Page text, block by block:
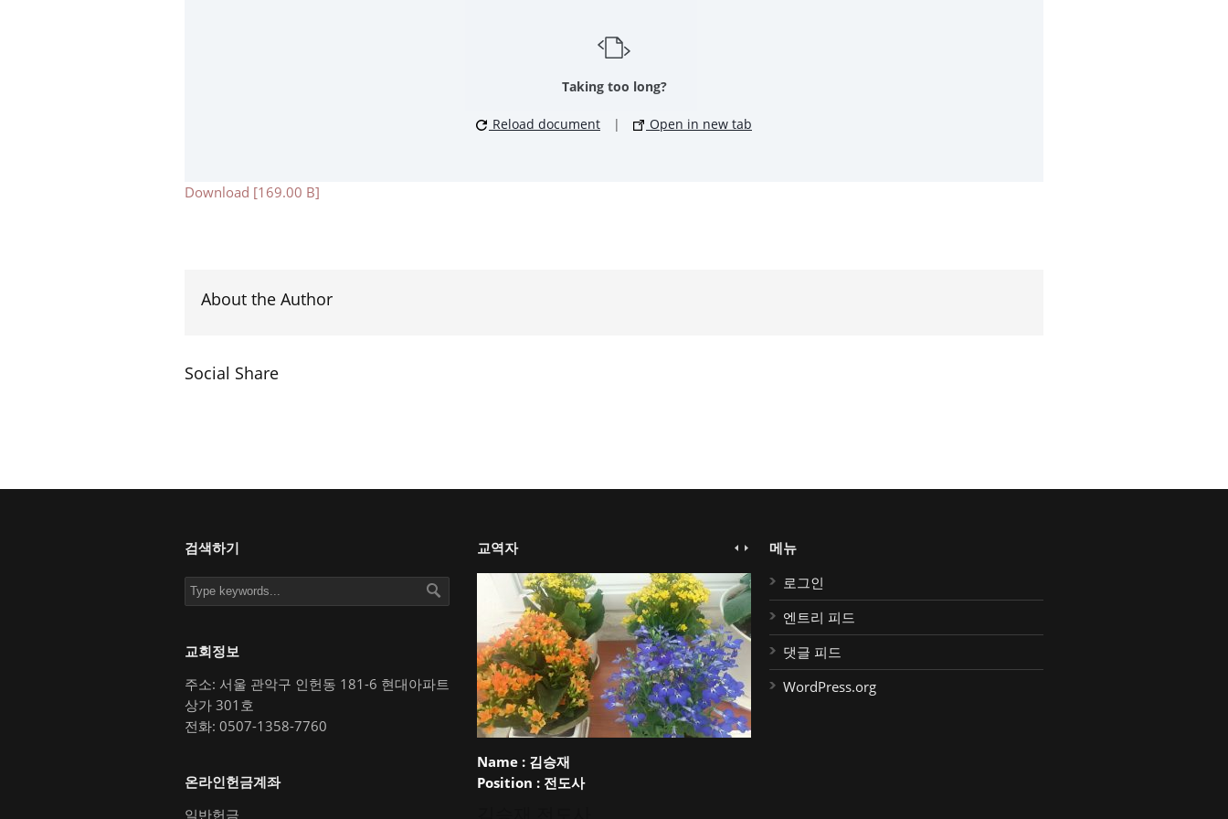
Taking too long?
Reload document | Open in new tab
Download [169.00 B]
About the Author
Social Share
검색하기
교회정보
주소: 서울 관악구 인헌동 181-6 현대아파트
상가 301호
전화: 0507-1358-7760
온라인헌금계좌
일반헌금
교역자
Name :김승재
Position :전도사
메뉴
로그인
엔트리 피드
댓글 피드
WordPress.org